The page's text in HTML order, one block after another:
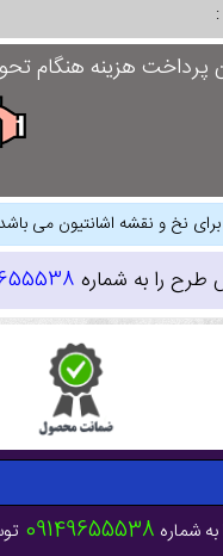
پرداخت هزینه هنگام
نخ و نقشه اشانتیون می
را به شماره
شماره 09149655538